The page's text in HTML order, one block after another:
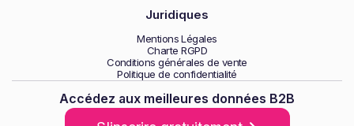
Juridiques
Mentions Légales
Charte RGPD
Conditions générales de vente
Politique de confidentialité
Accédez aux meilleures données B2B